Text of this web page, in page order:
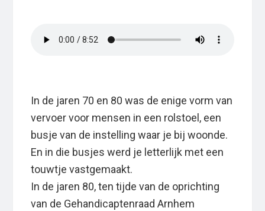
In de jaren 70 en 80 was de enige vorm van
vervoer voor mensen in een rolstoel, een
busje van de instelling waar je bij woonde.
En in die busjes werd je letterlijk met een
touwtje vastgemaakt.
In de jaren 80, ten tijde van de oprichting
van de Gehandicaptenraad Arnhem